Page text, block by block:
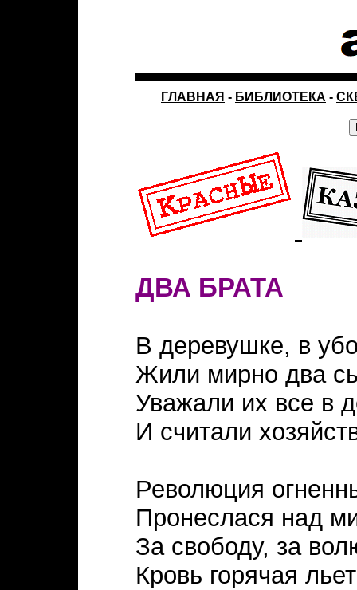
ГЛАВНАЯ - БИБЛИОТЕКА -
ДВА БРАТА
В деревушке, в
Жили мирно два
Уважали их все в
И считали
Революция
Пронеслася над
За свободу, за
Кровь горячая